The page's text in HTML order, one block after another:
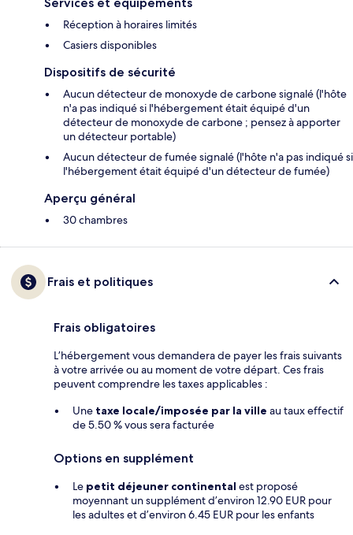
Réception à horaires limités
Casiers disponibles
Dispositifs de sécurité
Aucun détecteur de monoxyde de carbone signalé (l'hôte
n'a pas indiqué si l'hébergement était équipé d'un
détecteur de monoxyde de carbone ; pensez à apporter
un détecteur portable)
Aucun détecteur de fumée signalé (l'hôte n'a pas indiqué si
l'hébergement était équipé d'un détecteur de fumée)
Aperçu général
30 chambres
Frais et politiques
Frais obligatoires
L’hébergement vous demandera de payer les frais suivants
à votre arrivée ou au moment de votre départ. Ces frais
peuvent comprendre les taxes applicables :
Une taxe locale/imposée par la ville au taux effectif
de 5.50 % vous sera facturée
Options en supplément
Le petit déjeuner continental est proposé
moyennant un supplément d’environ 12.90 EUR pour
les adultes et d’environ 6.45 EUR pour les enfants